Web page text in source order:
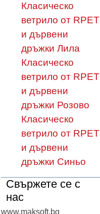
Класическо
ветрило от RPET
и дървени
дръжки Лила
Класическо
ветрило от RPET
и дървени
дръжки Розово
Класическо
ветрило от RPET
и дървени
дръжки Синьо
Свържете се с
нас
www.maksoft.bg